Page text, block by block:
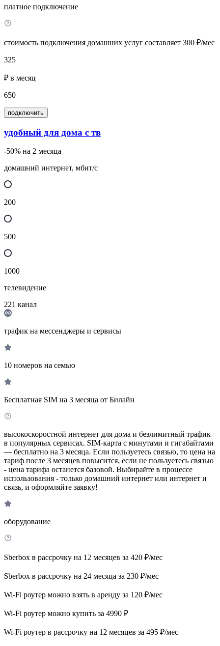
платное подключение
стоимость подключения домашних услуг составляет 300 ₽/мес
325
₽ в месяц
650
подключить
удобный для дома с тв
-50% на 2 месяца
домашний интернет, мбит/с
200
500
1000
телевидение
221 канал
трафик на мессенджеры и сервисы
10 номеров на семью
Бесплатная SIM на 3 месяца от Билайн
высокоскоростной интернет для дома и безлимитный трафик
в популярных сервисах. SIM-карта с минутами и гигабайтами
— бесплатно на 3 месяца. Если пользуетесь связью, то цена на
тариф после 3 месяцев повысится, если не пользуетесь связью
- цена тарифа останется базовой. Выбирайте в процессе
использования - только домашний интернет или интернет и
связь, и оформляйте заявку!
оборудование
Sberbox в рассрочку на 12 месяцев за 420 ₽/мес
Sberbox в рассрочку на 24 месяца за 230 ₽/мес
Wi-Fi роутер можно взять в аренду за 120 ₽/мес
Wi-Fi роутер можно купить за 4990 ₽
Wi-Fi роутер в рассрочку на 12 месяцев за 495 ₽/мес